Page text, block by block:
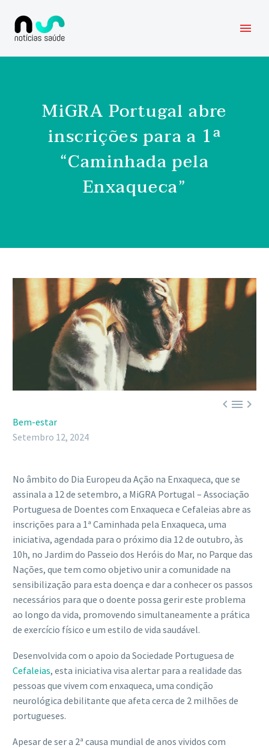
MiGRA Portugal abre
inscrições para a 1ª
“Caminhada pela
Enxaqueca”

Bem-estar
Setembro 12, 2024
No âmbito do Dia Europeu da Ação na Enxaqueca, que se
assinala a 12 de setembro, a MiGRA Portugal – Associação
Portuguesa de Doentes com Enxaqueca e Cefaleias abre as
inscrições para a 1ª Caminhada pela Enxaqueca, uma
iniciativa, agendada para o próximo dia 12 de outubro, às
10h, no Jardim do Passeio dos Heróis do Mar, no Parque das
Nações, que tem como objetivo unir a comunidade na
sensibilização para esta doença e dar a conhecer os passos
necessários para que o doente possa gerir este problema
ao longo da vida, promovendo simultaneamente a prática
de exercício físico e um estilo de vida saudável.
Desenvolvida com o apoio da Sociedade Portuguesa de
Cefaleias, esta iniciativa visa alertar para a realidade das
pessoas que vivem com enxaqueca, uma condição
neurológica debilitante que afeta cerca de 2 milhões de
portugueses.
Apesar de ser a 2ª causa mundial de anos vividos com